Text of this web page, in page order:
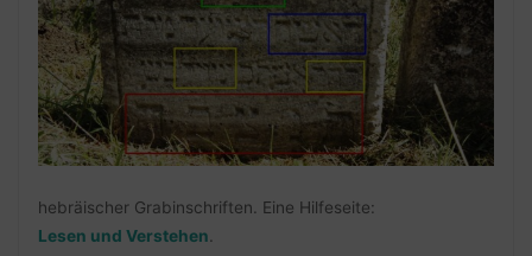
hebräischer Grabinschriften. Eine Hilfeseite:
Lesen und Verstehen.